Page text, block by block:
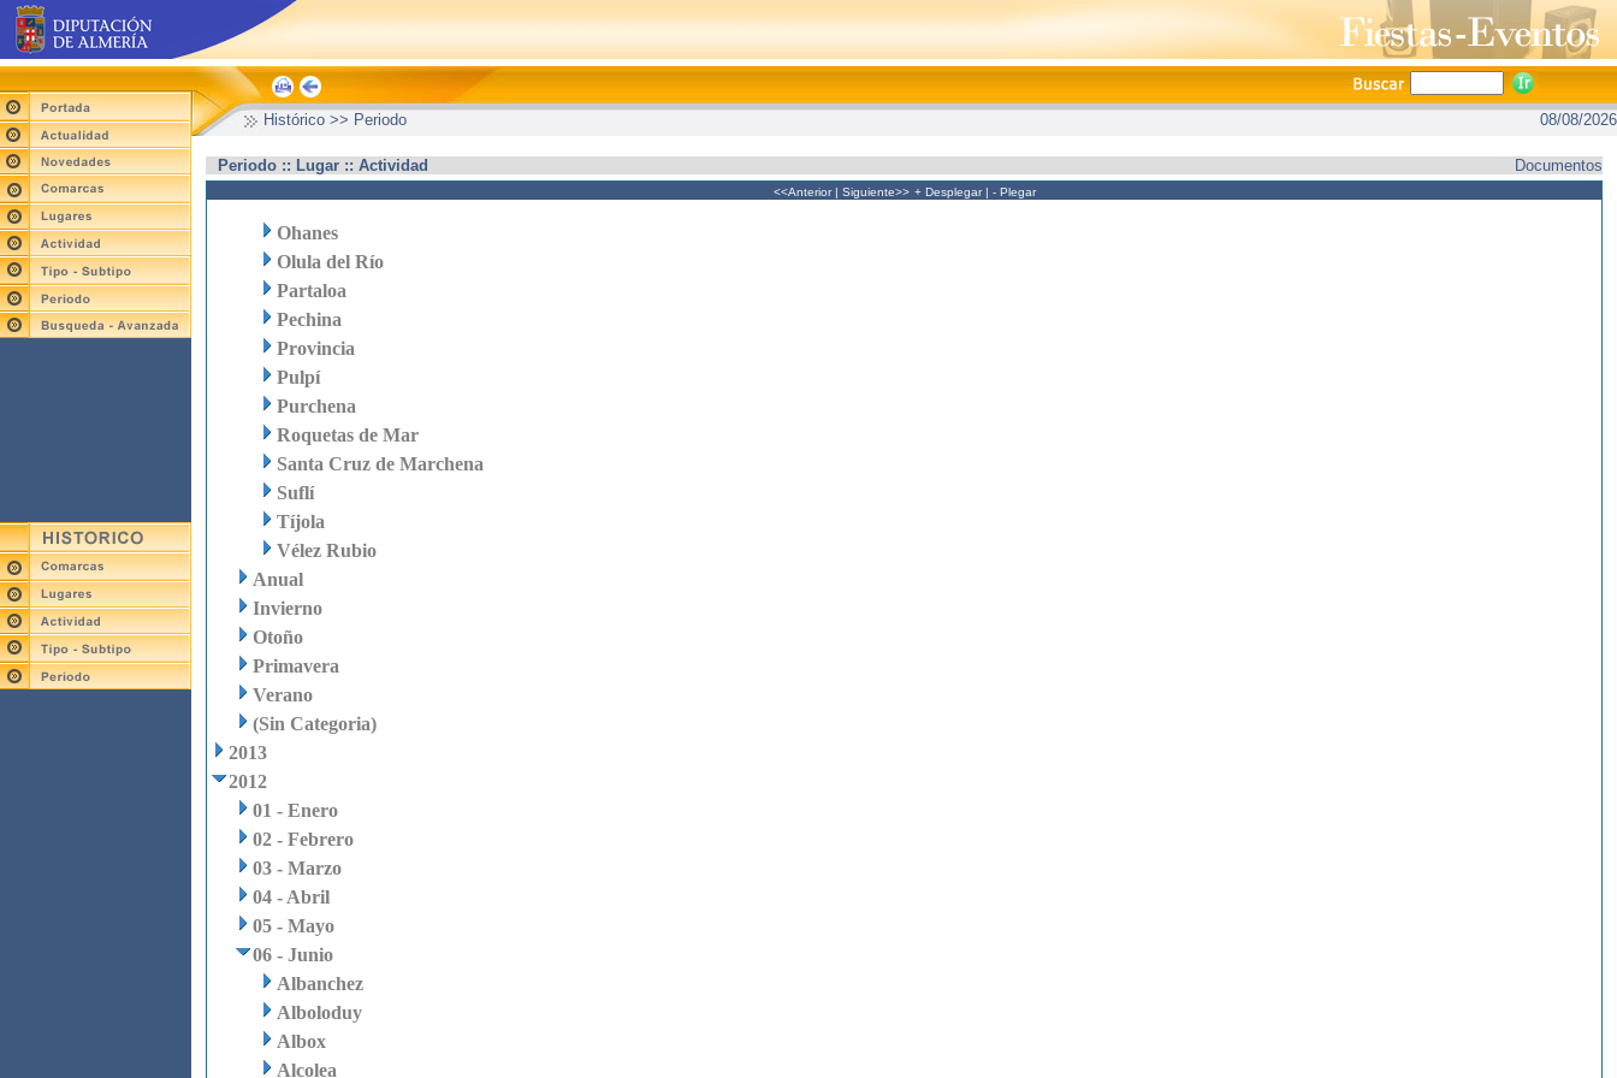
Histórico >> Periodo 08/08/2026
Periodo :: Lugar :: Actividad Documentos
<<Anterior| Siguiente>> + Desplegar| - Plegar
Ohanes
Olula del Río
Partaloa
Pechina
Provincia
Pulpí
Purchena
Roquetas de Mar
Santa Cruz de Marchena
Suflí
Tíjola
Vélez Rubio
Anual
Invierno
Otoño
Primavera
Verano
(Sin Categoria)
2013
2012
01 - Enero
02 - Febrero
03 - Marzo
04 - Abril
05 - Mayo
06 - Junio
Albanchez
Alboloduy
Albox
Alcolea